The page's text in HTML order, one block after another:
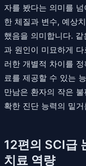
자를 봤다는 의미를
한 체질과 변수, 예상
했음을 의미합니다.
과 원인이 미묘하게
러한 개별적 차이를
료를 제공할 수 있는
만남은 환자의 작은
확한 진단 능력의 밑
12편의 SCI급
치료 역량